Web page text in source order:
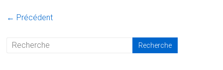
← Précédent